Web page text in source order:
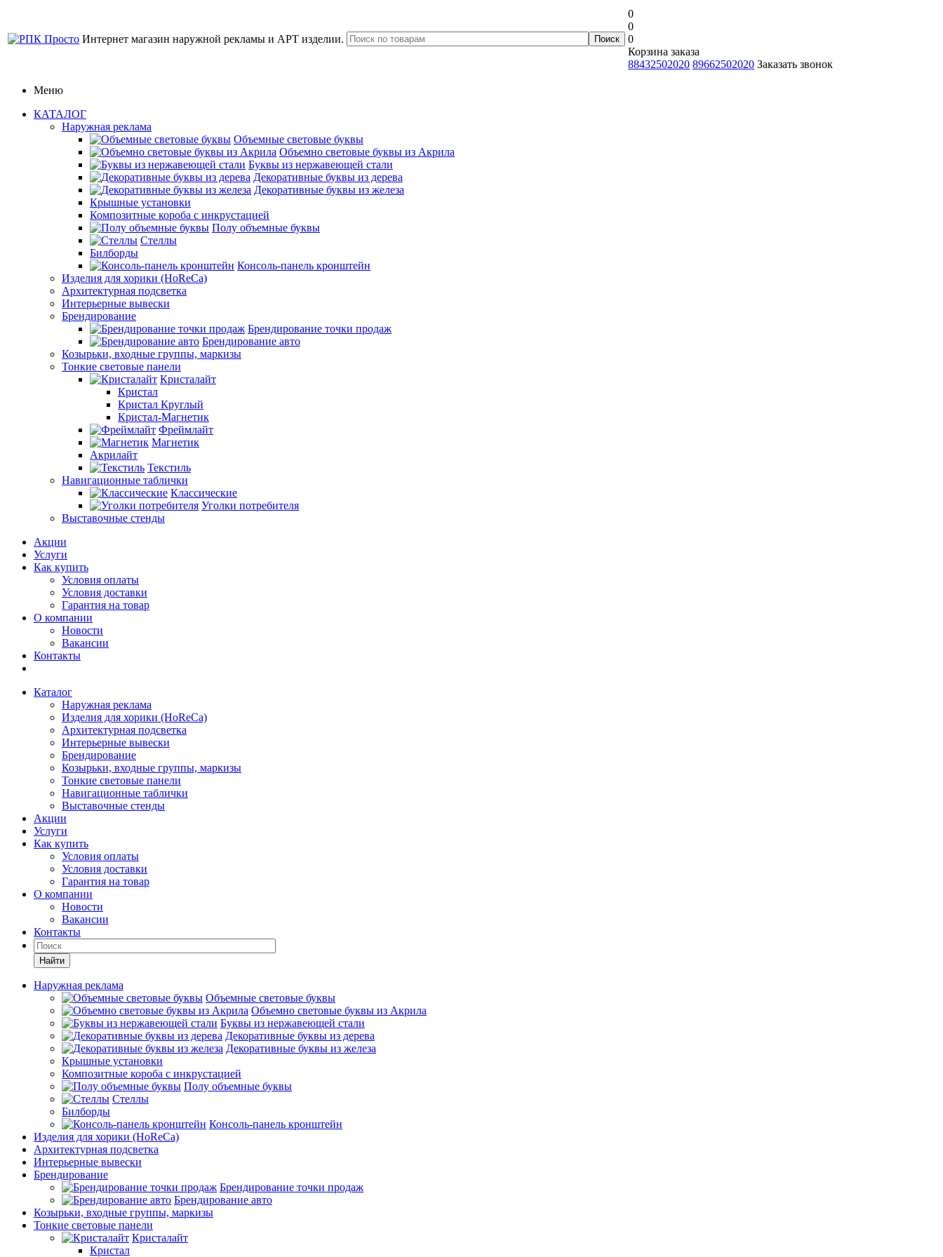
Интернет магазин наружной рекламы и АРТ изделии.
0
0
0
Корзина заказа
88432502020 89662502020 Заказать звонок
Меню
КАТАЛОГ
Наружная реклама
Объемные световые буквы
Объемно световые буквы из Акрила
Буквы из нержавеющей стали
Декоративные буквы из дерева
Декоративные буквы из железа
Крышные установки
Композитные короба с инкрустацией
Полу объемные буквы
Стеллы
Билборды
Консоль-панель кронштейн
Изделия для хорики (HoReCa)
Архитектурная подсветка
Интерьерные вывески
Брендирование
Брендирование точки продаж
Брендирование авто
Козырьки, входные группы, маркизы
Тонкие световые панели
Кристалайт
Кристал
Кристал Круглый
Кристал-Магнетик
Фреймлайт
Магнетик
Акрилайт
Текстиль
Навигационные таблички
Классические
Уголки потребителя
Выставочные стенды
Акции
Услуги
Как купить
Условия оплаты
Условия доставки
Гарантия на товар
О компании
Новости
Вакансии
Контакты
Каталог
Наружная реклама
Изделия для хорики (HoReCa)
Архитектурная подсветка
Интерьерные вывески
Брендирование
Козырьки, входные группы, маркизы
Тонкие световые панели
Навигационные таблички
Выставочные стенды
Акции
Услуги
Как купить
Условия оплаты
Условия доставки
Гарантия на товар
О компании
Новости
Вакансии
Контакты
Найти
Наружная реклама
Объемные световые буквы
Объемно световые буквы из Акрила
Буквы из нержавеющей стали
Декоративные буквы из дерева
Декоративные буквы из железа
Крышные установки
Композитные короба с инкрустацией
Полу объемные буквы
Стеллы
Билборды
Консоль-панель кронштейн
Изделия для хорики (HoReCa)
Архитектурная подсветка
Интерьерные вывески
Брендирование
Брендирование точки продаж
Брендирование авто
Козырьки, входные группы, маркизы
Тонкие световые панели
Кристалайт
Кристал